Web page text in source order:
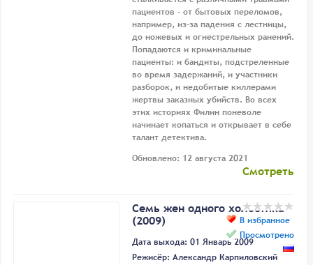
пациентов - от бытовых переломов,
например, из-за падения с лестницы,
до ножевых и огнестрельных ранений.
Попадаются и криминальные
пациенты: и бандиты, подстреленные
во время задержаний, и участники
разборок, и недобитые киллерами
жертвы заказных убийств. Во всех
этих историях Филин поневоле
начинает копаться и открывает в себе
талант детектива.
Обновлено: 12 августа 2021
Смотреть
В избранное
Просмотрено
Семь жен одного холостяка
(2009)
Дата выхода: 01 Январь 2009
Режисёр: Александр Карпиловский